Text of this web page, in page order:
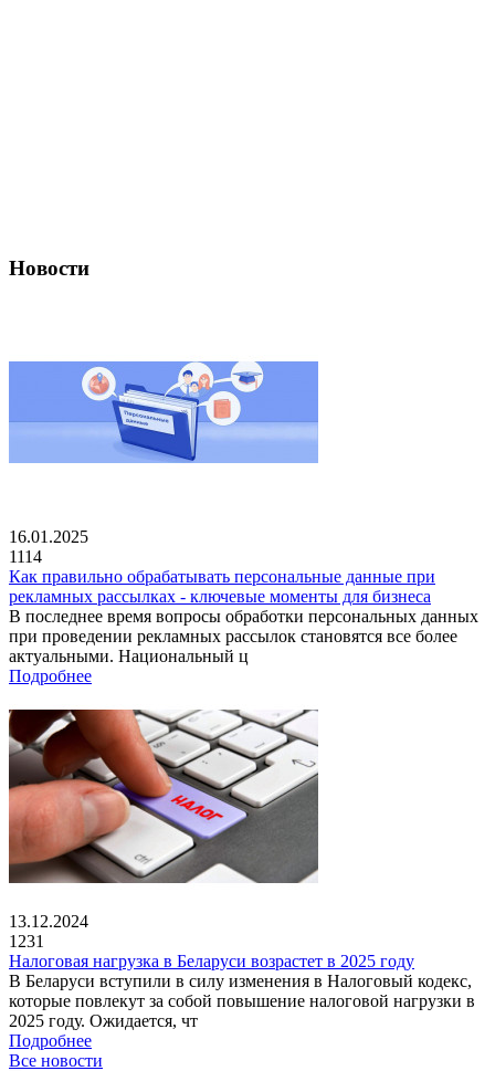
Новости
16.01.2025
1114
Как правильно обрабатывать персональные данные при
рекламных рассылках - ключевые моменты для бизнеса
В последнее время вопросы обработки персональных данных
при проведении рекламных рассылок становятся все более
актуальными. Национальный ц
Подробнее
13.12.2024
1231
Налоговая нагрузка в Беларуси возрастет в 2025 году
В Беларуси вступили в силу изменения в Налоговый кодекс,
которые повлекут за собой повышение налоговой нагрузки в
2025 году. Ожидается, чт
Подробнее
Все новости